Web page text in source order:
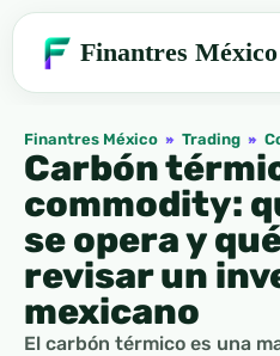
Finantres México
Finantres México » Trading »
Carbón
commodity:
se opera y
revisar un
mexicano
El carbón térmico es una